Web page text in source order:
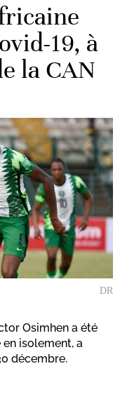
19, à
la CAN
DR
Osimhen a été
isolement, a
décembre.